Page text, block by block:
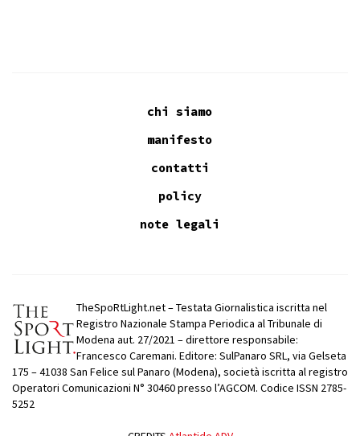
chi siamo
manifesto
contatti
policy
note legali
TheSpoRtLight.net – Testata Giornalistica iscritta nel
Registro Nazionale Stampa Periodica al Tribunale di
Modena aut. 27/2021 – direttore responsabile:
Francesco Caremani. Editore: SulPanaro SRL, via Gelseta
175 – 41038 San Felice sul Panaro (Modena), società iscritta al registro
Operatori Comunicazioni N° 30460 presso l’AGCOM. Codice ISSN 2785-
5252